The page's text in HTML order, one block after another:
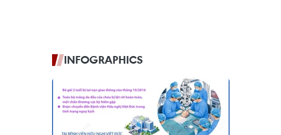
INFOGRAPHICS